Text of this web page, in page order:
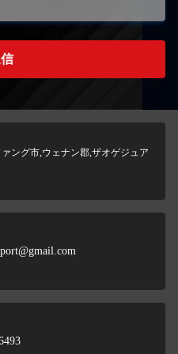
ング市,ウェナン郡,ザオゲジュア